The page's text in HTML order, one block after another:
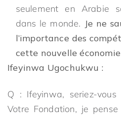
seulement en Arabie
dans le monde. Je ne
l’importance des
cette nouvelle
Ifeyinwa Ugochukwu :
Q : Ifeyinwa, seriez-
Votre Fondation, je